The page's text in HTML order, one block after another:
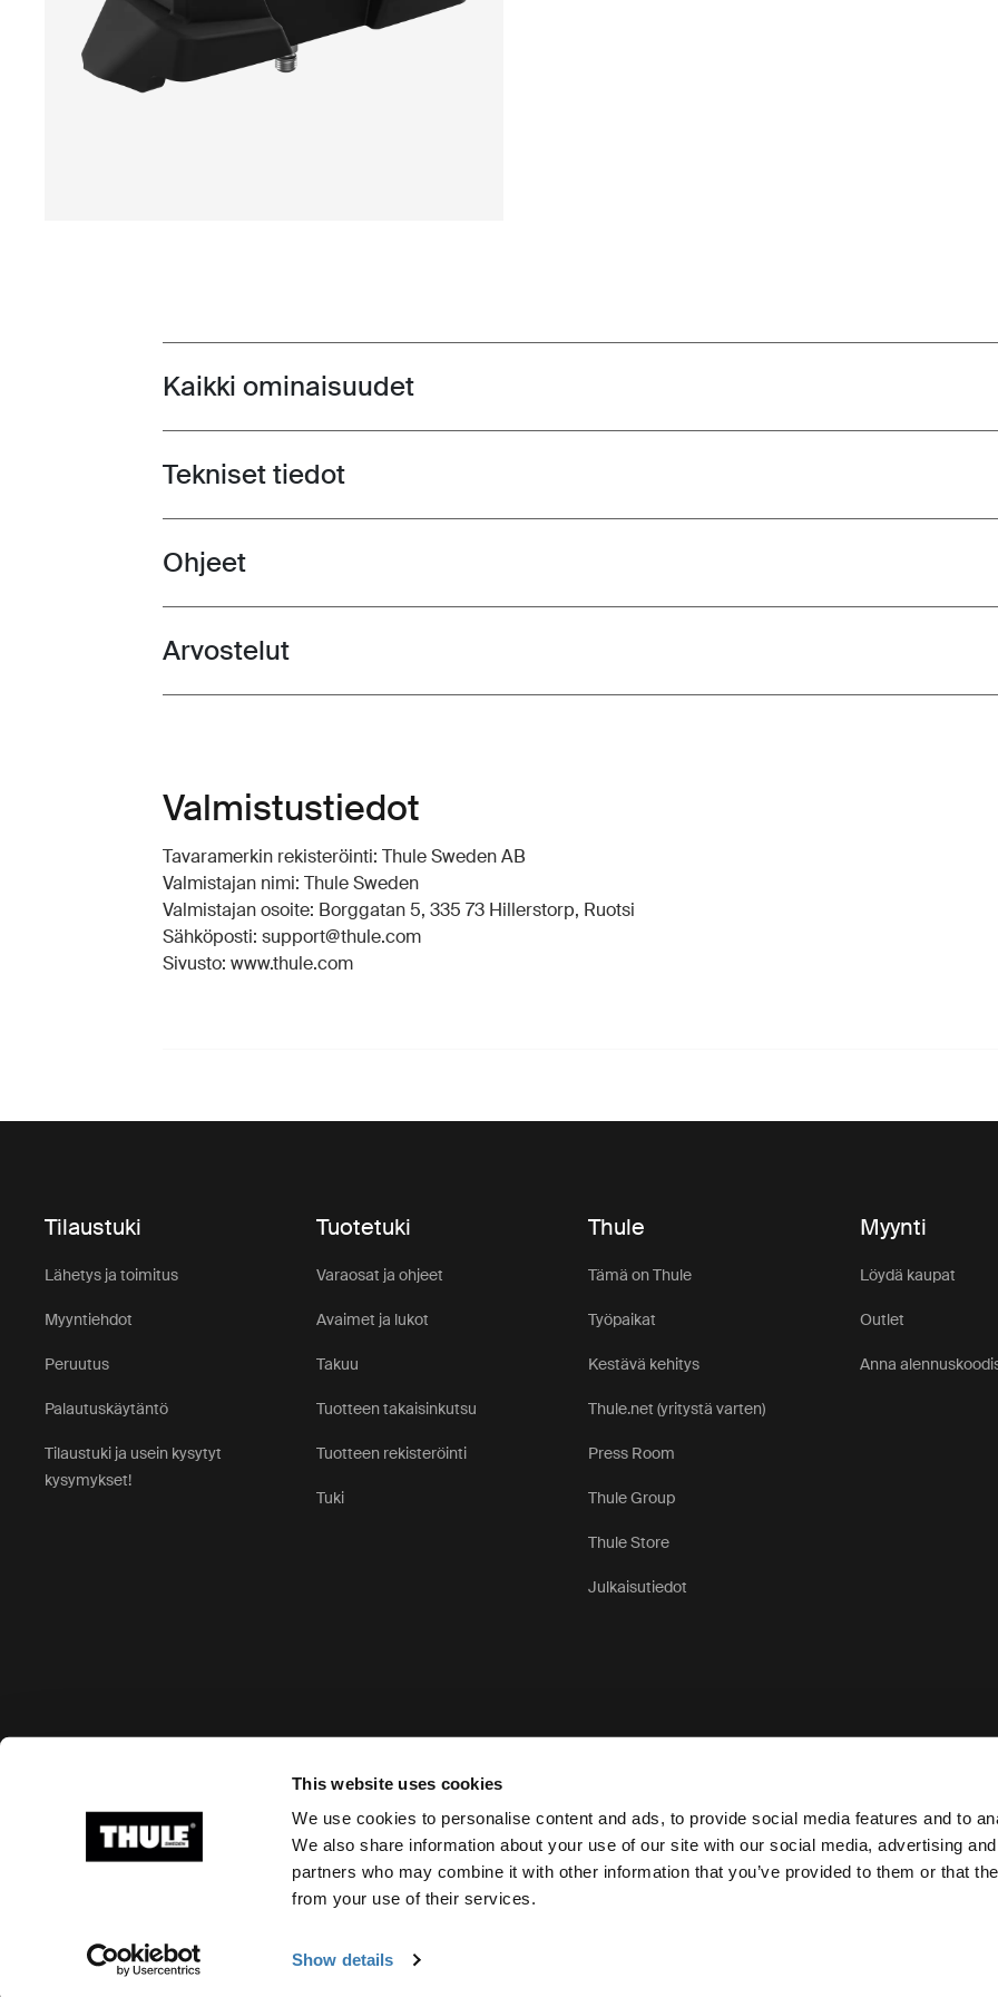
This website uses cookies
We use cookies to personalise content and ads, to provide social media features and to
We also share information about your use of our site with our social media, advertising
partners who may combine it with other information that you’ve provided to them or that
from your use of their services.
Show details
Toggle features
Kaikki ominaisuudet
Toggle techspec
Tekniset tiedot
Toggle guides and instructions
Ohjeet
Toggle overview
Arvostelut
Valmistustiedot
Tavaramerkin rekisteröinti: Thule Sweden AB
Valmistajan nimi: Thule Sweden
Valmistajan osoite: Borggatan 5, 335 73 Hillerstorp, Ruotsi
Sähköposti: support@thule.com
Sivusto: www.thule.com
Tilaustuki
Lähetys ja toimitus
Myyntiehdot
Peruutus
Palautuskäytäntö
Tilaustuki ja usein kysytyt
kysymykset!
Tuotetuki
Varaosat ja ohjeet
Avaimet ja lukot
Takuu
Tuotteen takaisinkutsu
Tuotteen rekisteröinti
Tuki
Thule
Tämä on Thule
Työpaikat
Kestävä kehitys
Thule.net (yritystä varten)
Press Room
Thule Group
Thule Store
Julkaisutiedot
Myynti
Löydä kaupat
Outlet
Anna
Ⓒ 2026 Thule Group Kaikki oikeudet pidätetään